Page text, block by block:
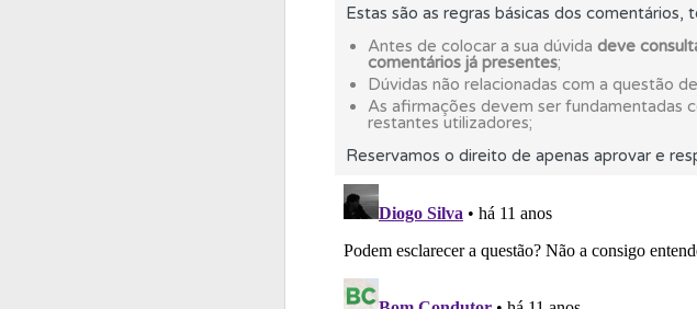
Conta Crie uma conta para não perder as
Biblioteca Consulte a biblioteca para tirar
Perfil
Testes O teste "Difícil" apresenta-lhe as
Estas são as regras básicas dos
Antes de colocar a sua dúvida deve
comentários já presentes;
Dúvidas não relacionadas com a questão
As afirmações devem ser fundamentadas
restantes utilizadores;
Reservamos o direito de apenas aprovar e